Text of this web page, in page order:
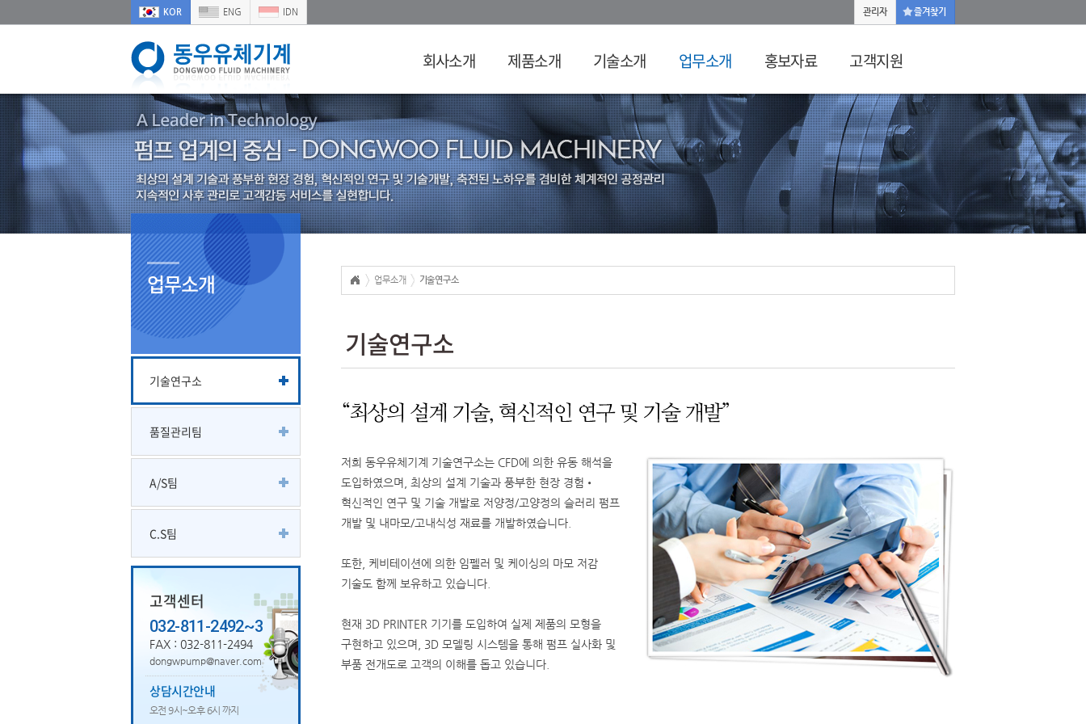
관리자 즐겨찾기
KOR ENG IDN
회사소개 제품소개 기술소개 업무소개 홍보자료 고객지원
업무소개
기술연구소
품질관리팀
A/S팀
C.S팀
고객센터
032-811-2492~3
FAX : 032-811-2494
dongwpump@naver.com
상담시간안내
오전 9시~오후 6시 까지
업무소개 기술연구소
기술연구소
저희 동우유체기계 기술연구소는 CFD에 의한 유동 해석을
도입하였으며, 최상의 설계 기술과 풍부한 현장 경험•
혁신적인 연구 및 기술 개발로 저양정/고양정의 슬러리 펌프
개발 및 내마모/고내식성 재료를 개발하였습니다.
또한, 케비테이션에 의한 임펠러 및 케이싱의 마모 저감
기술도 함께 보유하고 있습니다.
현재 3D PRINTER 기기를 도입하여 실제 제품의 모형을
구현하고 있으며, 3D 모델링 시스템을 통해 펌프 실사화 및
부품 전개도로 고객의 이해를 돕고 있습니다.